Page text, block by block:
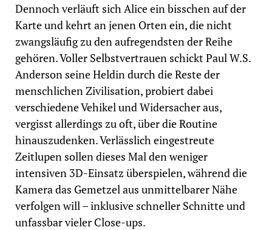
Dennoch verläuft sich Alice ein bisschen auf der
Karte und kehrt an jenen Orten ein, die nicht
zwangsläufig zu den aufregendsten der Reihe
gehören. Voller Selbstvertrauen schickt Paul W.S.
Anderson seine Heldin durch die Reste der
menschlichen Zivilisation, probiert dabei
verschiedene Vehikel und Widersacher aus,
vergisst allerdings zu oft, über die Routine
hinauszudenken. Verlässlich eingestreute
Zeitlupen sollen dieses Mal den weniger
intensiven 3D-Einsatz überspielen, während die
Kamera das Gemetzel aus unmittelbarer Nähe
verfolgen will – inklusive schneller Schnitte und
unfassbar vieler Close-ups.